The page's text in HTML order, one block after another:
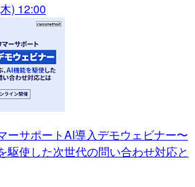
) 12:00
ーサポートAI導入デモウェビナー〜
駆使した次世代の問い合わせ対応と